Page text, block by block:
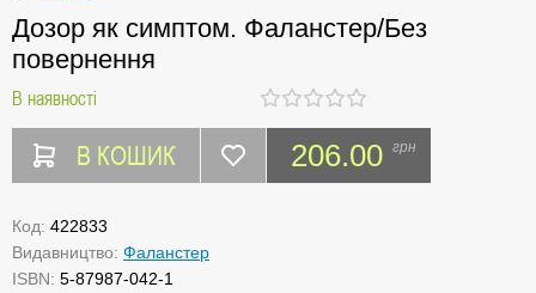
Дозор як симптом. Фаланстер/Без
повернення
В наявності
В КОШИК 206.00 грн
Код: 422833
Видавництво: Фаланстер
ISBN: 5-87987-042-1